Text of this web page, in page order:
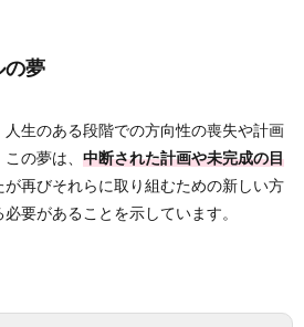
の夢
生のある段階での方向性の喪失や計画
の夢は、 中断された計画や未完成の目
再びそれらに取り組むための新しい方
要があることを示しています。